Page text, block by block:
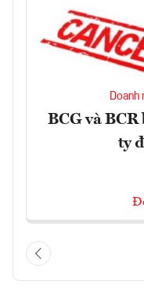
Doanh
BCG và BCR
ty